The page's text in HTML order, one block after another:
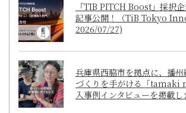
「TIB PITCH Boost」採択
記事公開！（TiB Tokyo
2026/07/27)
兵庫県西脇市を拠点に、播
づくりを手がける「tamaki
入事例インタビューを掲載し